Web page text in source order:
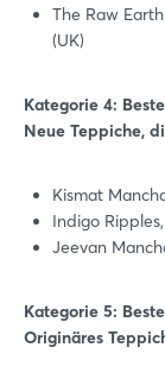
The Raw
(UK)
Kategorie 4:
Neue Teppiche,
Kismat
Indigo
Jeevan
Kategorie 5:
Originäres
Login